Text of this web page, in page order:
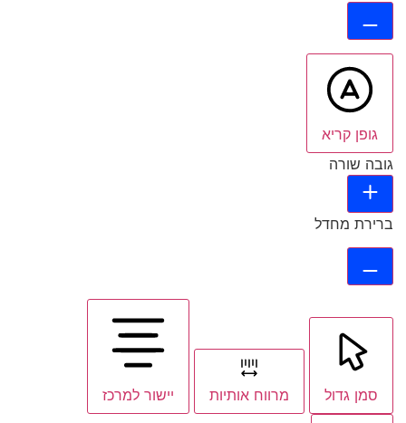
גופן קריא
גובה שורה
ברירת מחדל
סמן גדול מרווח אותיות יישור למרכז